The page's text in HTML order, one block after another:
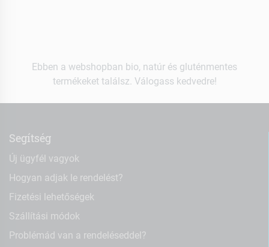
Ebben a webshopban bio, natúr és gluténmentes
termékeket találsz. Válogass kedvedre!
Segítség
Új ügyfél vagyok
Hogyan adjak le rendelést?
Fizetési lehetőségek
Szállítási módok
Problémád van a rendeléseddel?